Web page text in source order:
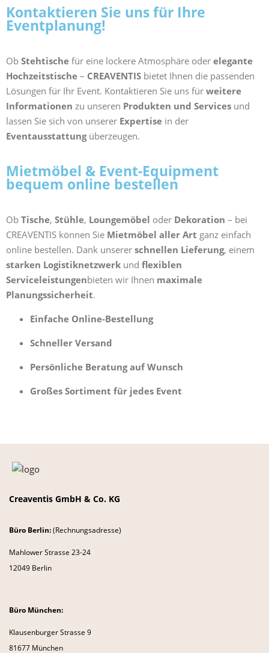
Kontaktieren Sie uns für Ihre
Eventplanung!
Ob Stehtische für eine lockere Atmosphäre oder elegante
Hochzeitstische – CREAVENTIS bietet Ihnen die passenden
Lösungen für Ihr Event. Kontaktieren Sie uns für weitere
Informationen zu unseren Produkten und Services und
lassen Sie sich von unserer Expertise in der
Eventausstattungüberzeugen.
Mietmöbel & Event-Equipment
bequem online bestellen
Ob Tische, Stühle, Loungemöbel oder Dekoration – bei
CREAVENTIS können Sie Mietmöbel aller Art ganz einfach
online bestellen. Dank unserer schnellen Lieferung, einem
starken Logistiknetzwerk und flexiblen
Serviceleistungenbieten wir Ihnen maximale
Planungssicherheit.
Einfache Online-Bestellung
Schneller Versand
Persönliche Beratung auf Wunsch
Großes Sortiment für jedes Event
Creaventis GmbH & Co. KG
Büro Berlin:(Rechnungsadresse)
Mahlower Strasse 23-24
12049 Berlin
Büro München:
Klausenburger Strasse 9
81677 München